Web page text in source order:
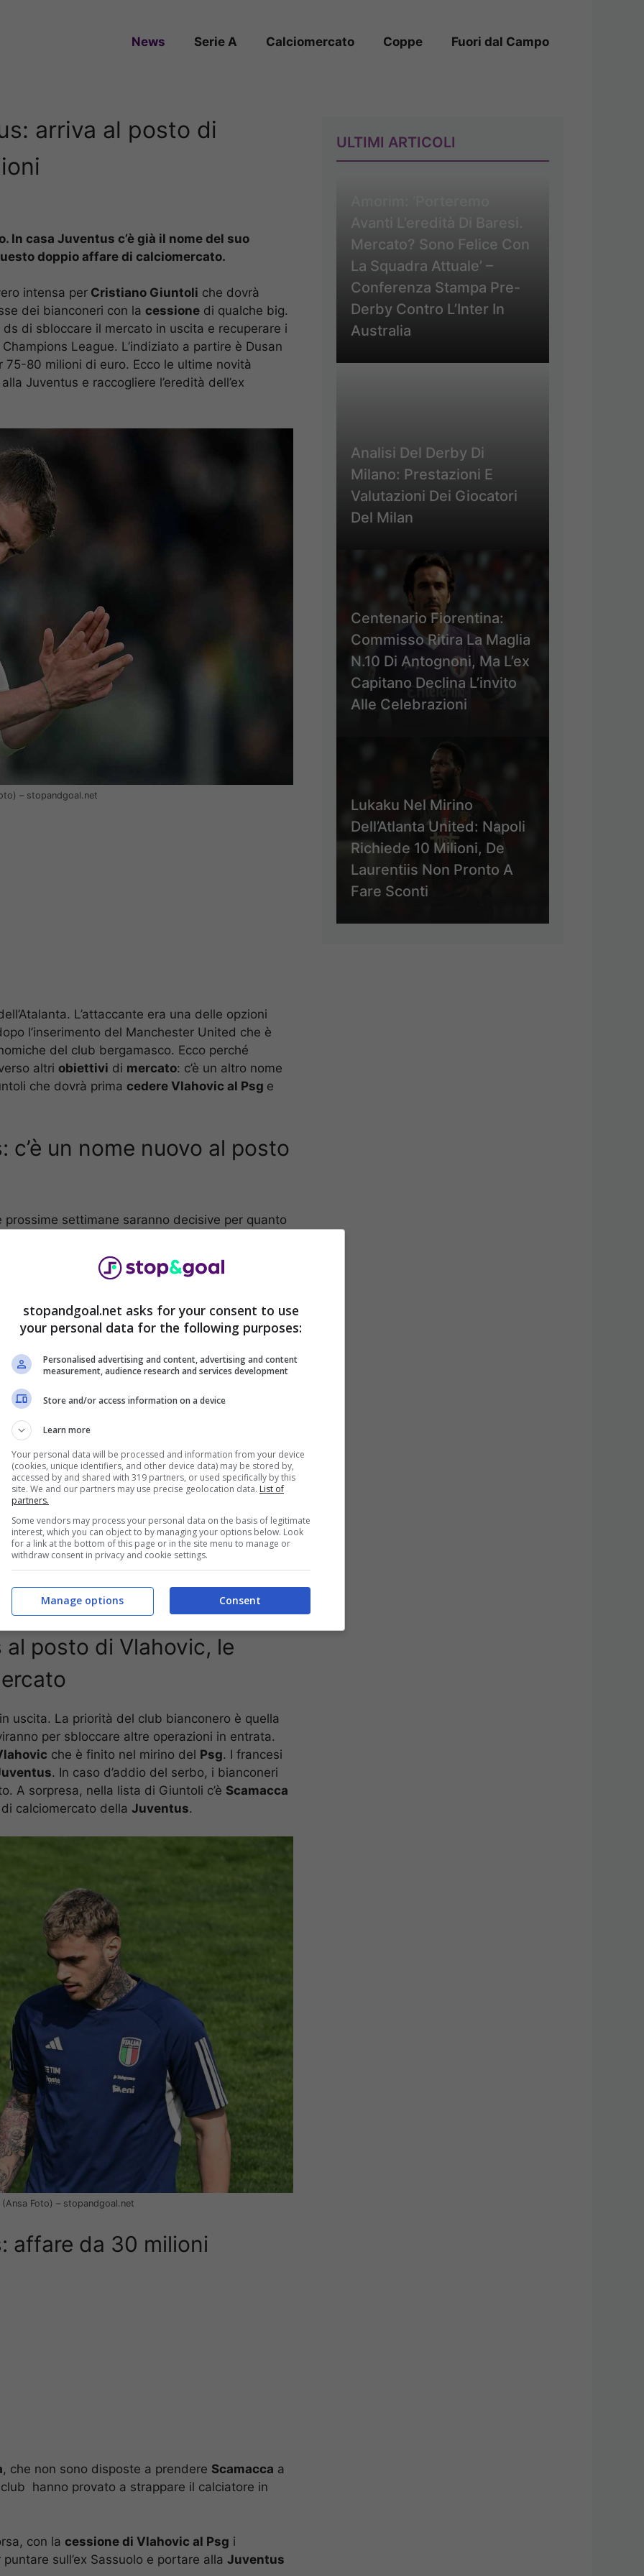
News Serie A Calciomercato Coppe Fuori dal Campo
arriva al posto di
In casa Juventus c’è già il nome del suo
doppio affare di calciomercato.
intensa per Cristiano Giuntoli che dovrà
dei bianconeri con la cessione di qualche big.
di sbloccare il mercato in uscita e recuperare i
League. L’indiziato a partire è Dusan
75-80 milioni di euro. Ecco le ultime novità
Juventus e raccogliere l’eredità dell’ex
– stopandgoal.net
L’attaccante era una delle opzioni
l’inserimento del Manchester United che è
del club bergamasco. Ecco perché
altri obiettivi di mercato: c’è un altro nome
che dovrà prima cedere Vlahovic al Psg e
un nome nuovo al posto
settimane saranno decisive per quanto
relativa all’attaccante, arrivato in
ecco perché c’è una parte della dirigenza
almeno 75-80 milioni di euro dalla sua
Vlahovic. Intanto, per la sostituzione
profilo.
che è un serio candidato per raccogliere
posto di Vlahovic, le
uscita. La priorità del club bianconero è quella
per sbloccare altre operazioni in entrata.
che è finito nel mirino del Psg. I francesi
. In caso d’addio del serbo, i bianconeri
A sorpresa, nella lista di Giuntoli c’è Scamacca
calciomercato della Juventus.
Foto) – stopandgoal.net
affare da 30 milioni
, che non sono disposte a prendere Scamacca a
hanno provato a strappare il calciatore in
con la cessione di Vlahovic al Psg i
sull’ex Sassuolo e portare alla Juventus
ULTIMI ARTICOLI
Avanti L’eredità Di Baresi.
Mercato? Sono Felice Con
La Squadra Attuale’ –
Conferenza Stampa Pre-
Derby Contro L’Inter In
Australia
Analisi Del Derby Di
Milano: Prestazioni E
Valutazioni Dei Giocatori
Del Milan
Centenario Fiorentina:
Commisso Ritira La Maglia
N.10 Di Antognoni, Ma L’ex
Capitano Declina L’invito
Alle Celebrazioni
Lukaku Nel Mirino
Dell’Atlanta United: Napoli
Richiede 10 Milioni, De
Laurentiis Non Pronto A
Fare Sconti
stopandgoal.net asks for your consent to use
your personal data for the following purposes:
Personalised advertising and content, advertising and content
measurement, audience research and services development
Store and/or access information on a device
Learn more
Your personal data will be processed and information from your device
(cookies, unique identifiers, and other device data) may be stored by,
accessed by and shared with 319 partners, or used specifically by this
site. We and our partners may use precise geolocation data. List of
partners.
Some vendors may process your personal data on the basis of legitimate
interest, which you can object to by managing your options below. Look
for a link at the bottom of this page or in the site menu to manage or
withdraw consent in privacy and cookie settings.
Consent
Manage options